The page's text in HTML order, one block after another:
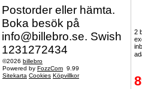
Postorder eller hämta.
Boka besök på
info@billebro.se. Swish
1231272434
©2026 billebro
Powered by FozzCom 9.99
Sitekarta Cookies Köpvillkor
2